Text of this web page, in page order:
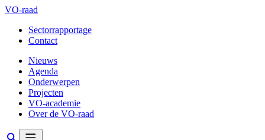
VO-raad
Sectorrapportage
Contact
Nieuws
Agenda
Onderwerpen
Projecten
VO-academie
Over de VO-raad